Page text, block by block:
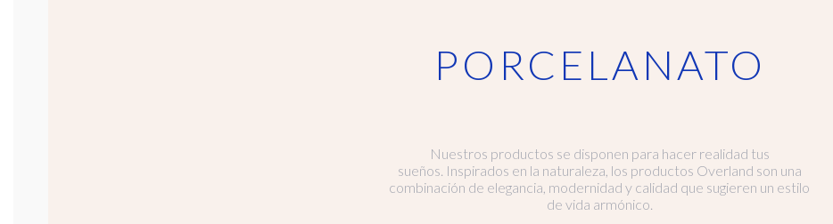
PORCELANATO
Nuestros productos se disponen para hacer realidad tus
sueños. Inspirados en la naturaleza, los productos Overland son una
combinación de elegancia, modernidad y calidad que sugieren un estilo
de vida armónico.